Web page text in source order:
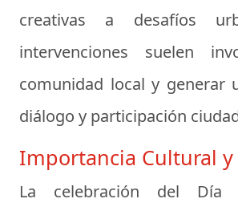
creativas a desafíos
intervenciones suelen
comunidad local y generar
diálogo y participación
Importancia Cultural y
La celebración del Día